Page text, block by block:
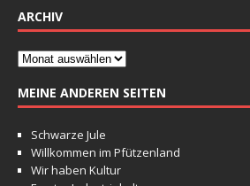
ARCHIV
MEINE ANDEREN SEITEN
Schwarze Jule
Willkommen im Pfützenland
Wir haben Kultur